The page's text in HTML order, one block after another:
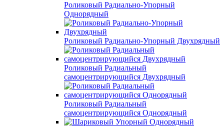
Роликовый Радиально-Упорный
Однорядный
Роликовый Радиально-Упорный Двухрядный
Роликовый Радиальный
самоцентрирующийся Двухрядный
Роликовый Радиальный
самоцентрирующийся Однорядный